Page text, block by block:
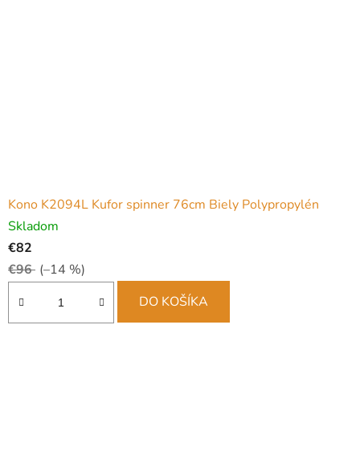
Kono K2094L Kufor spinner 76cm Biely Polypropylén
Skladom
€82
€96 (–14 %)
DO KOŠÍKA